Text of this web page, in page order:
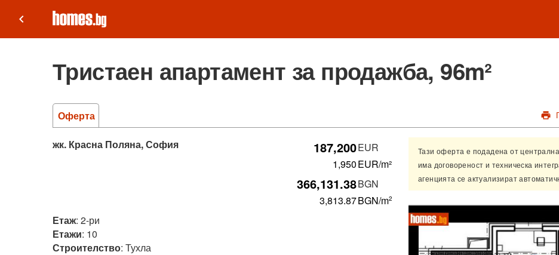
keyboard_arrow_left
Тристаен апартамент за продажба, 96m²
Оферта print
Тази оферта е подадена от
има договореност и техническа
агенцията се актуализират
жк. Красна Поляна, София 187,200EUR
1,950EUR/m²
366,131.38BGN
3,813.87BGN/m2
Етаж: 2-ри
Етажи: 10
Строителство: Тухла